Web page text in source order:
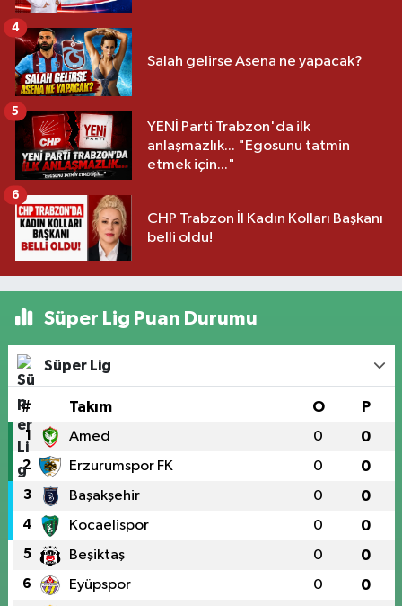
Salah gelirse Asena ne yapacak?
4
YENİ Parti Trabzon'da ilk
anlaşmazlık... "Egosunu tatmin
etmek için..."
5
CHP Trabzon İl Kadın Kolları Başkanı
belli oldu!
6
Süper Lig Puan Durumu
Süper Lig
# Takım O P
1 Amed 0 0
2 Erzurumspor FK 0 0
3 Başakşehir 0 0
4 Kocaelispor 0 0
5 Beşiktaş 0 0
6 Eyüpspor 0 0